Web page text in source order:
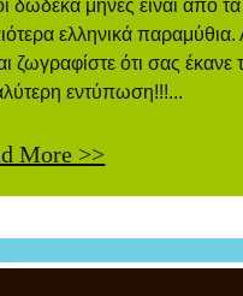
δώδεκα μήνες είναι από τα
ελληνικά παραμύθια.
ζωγραφίστε ότι σας έκανε
εντύπωση!!!...
More >>